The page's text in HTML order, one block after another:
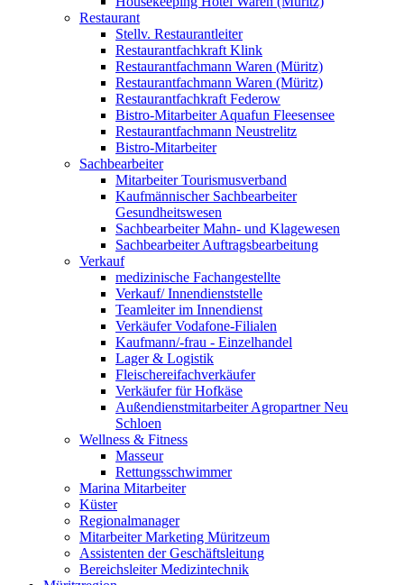
Restaurant
Stellv. Restaurantleiter
Restaurantfachkraft Klink
Restaurantfachmann Waren (Müritz)
Restaurantfachmann Waren (Müritz)
Restaurantfachkraft Federow
Bistro-Mitarbeiter Aquafun Fleesensee
Restaurantfachmann Neustrelitz
Bistro-Mitarbeiter
Sachbearbeiter
Mitarbeiter Tourismusverband
Kaufmännischer Sachbearbeiter
Gesundheitswesen
Sachbearbeiter Mahn- und Klagewesen
Sachbearbeiter Auftragsbearbeitung
Verkauf
medizinische Fachangestellte
Verkauf/ Innendienststelle
Teamleiter im Innendienst
Verkäufer Vodafone-Filialen
Kaufmann/-frau - Einzelhandel
Lager & Logistik
Fleischereifachverkäufer
Verkäufer für Hofkäse
Außendienstmitarbeiter Agropartner Neu
Schloen
Wellness & Fitness
Masseur
Rettungsschwimmer
Marina Mitarbeiter
Küster
Regionalmanager
Mitarbeiter Marketing Müritzeum
Assistenten der Geschäftsleitung
Bereichsleiter Medizintechnik